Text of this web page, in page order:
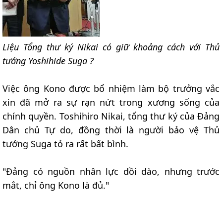
Liệu Tổng thư ký Nikai có giữ khoảng cách với Thủ
tướng Yoshihide Suga ?
Việc ông Kono được bổ nhiệm làm bộ trưởng vắc
xin đã mở ra sự rạn nứt trong xương sống của
chính quyền. Toshihiro Nikai, tổng thư ký của Đảng
Dân chủ Tự do, đồng thời là người bảo vệ Thủ
tướng Suga tỏ ra rất bất bình.
"Đảng có nguồn nhân lực dồi dào, nhưng trước
mắt, chỉ ông Kono là đủ."